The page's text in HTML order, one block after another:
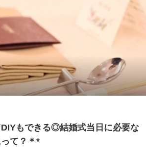
もできる◎結婚式当日に必要な
て？＊*